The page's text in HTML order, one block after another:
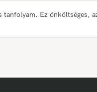
tanfolyam. Ez önköltséges,